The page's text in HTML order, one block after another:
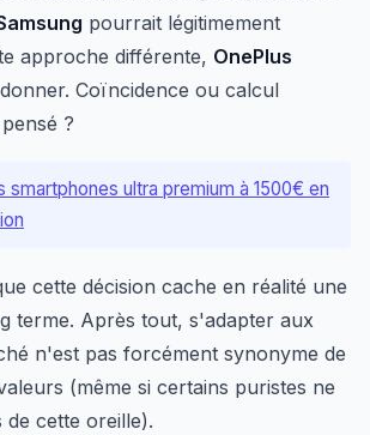
pourrait légitimement
approche différente, OnePlus
Coïncidence ou calcul
?
smartphones ultra premium à 1500€ en
cette décision cache en réalité une
terme. Après tout, s'adapter aux
n'est pas forcément synonyme de
(même si certains puristes ne
cette oreille).